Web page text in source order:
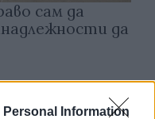
Personal Information
сам да
да